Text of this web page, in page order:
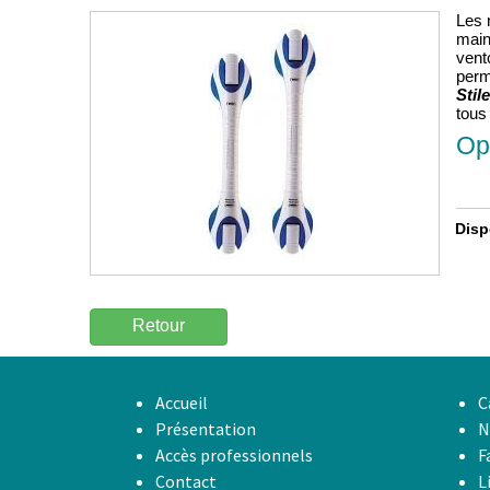
Les
tous
Retour
Accueil
Présentation
Accès professionnels
Contact